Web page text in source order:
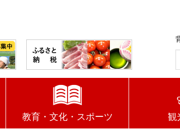
教育・文化・スポーツ 観